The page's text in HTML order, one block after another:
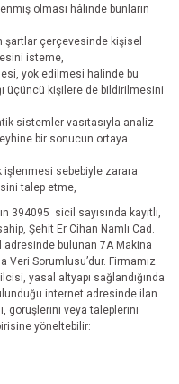
olması hâlinde bunların
şartlar çerçevesinde kişisel
isteme,
yok edilmesi halinde bu
üçüncü kişilere de bildirilmesini
sistemler vasıtasıyla analiz
bir sonucun ortaya
işlenmesi sebebiyle zarara
talep etme,
394095 sicil sayısında kayıtlı,
Şehit Er Cihan Namlı Cad.
adresinde bulunan 7A Makina
Veri Sorumlusu’dur. Firmamız
yasal altyapı sağlandığında
internet adresinde ilan
görüşlerini veya taleplerini
yöneltebilir: